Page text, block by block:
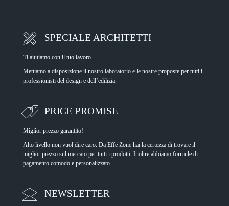
SPECIALE ARCHITETTI
Ti aiutiamo con il tuo lavoro.
Mettiamo a disposizione il nostro laboratorio e le nostre proposte per tutti i
professionisti del design e dell’edilizia.
PRICE PROMISE
Miglior prezzo garantito!
Alto livello non vuol dire caro. Da Effe Zone hai la certezza di trovare il
miglior prezzo sul mercato per tutti i prodotti. Inoltre abbiamo formule di
pagamento comodo e personalizzato.
NEWSLETTER